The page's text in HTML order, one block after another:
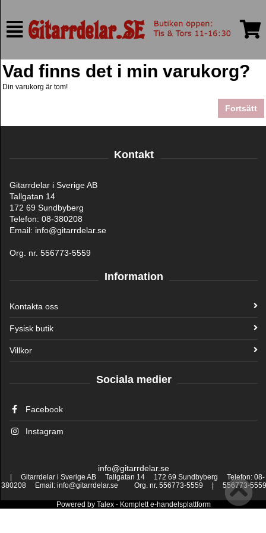
Vad finns det i min varukorg?
Din varukorg är tom!
Fortsätt
Kontakt
Gitarrdelar i Sverige AB
Tallgatan 14
172 69 Sundbyberg
Telefon: 08-380208
Email: info@gitarrdelar.se
Org. nr. 556773-5559
Information
Kontakta oss
Fysisk butik
Villkor
Sociala medier
Facebook
Instagram
info@gitarrdelar.se
| Gitarrdelar i Sverige AB Tallgatan 14 172 69 Sundbyberg Telefon: 08-
380208 Email: info@gitarrdelar.se Org. nr. 556773-5559 | 556773-5559
Powered by Talex - Komplette-handelsplattform